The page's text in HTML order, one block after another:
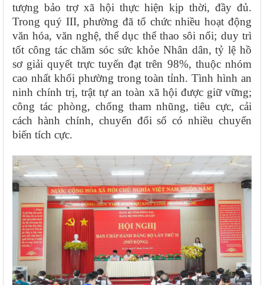
tượng bảo trợ xã hội thực hiện kịp thời, đầy đủ.
Trong quý III, phường đã tổ chức nhiều hoạt động
văn hóa, văn nghệ, thể dục thể thao sôi nổi; duy trì
tốt công tác chăm sóc sức khỏe Nhân dân, tỷ lệ hồ
sơ giải quyết trực tuyến đạt trên 98%, thuộc nhóm
cao nhất khối phường trong toàn tỉnh. Tình hình an
ninh chính trị, trật tự an toàn xã hội được giữ vững;
công tác phòng, chống tham nhũng, tiêu cực, cải
cách hành chính, chuyển đổi số có nhiều chuyển
biến tích cực.